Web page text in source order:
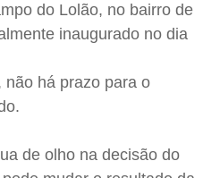
do Lolão, no bairro de
inaugurado no dia
não há prazo para o
de olho na decisão do